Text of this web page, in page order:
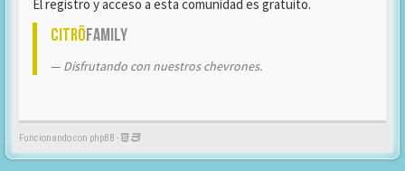
El registro y acceso a esta comunidad es gratuito.
CitröFamily
Disfrutando con nuestros chevrones.
Funcionando con phpBB -